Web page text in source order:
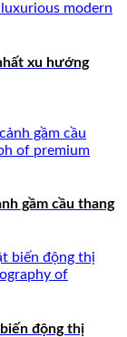
xu hướng
gầm cầu thang
động thị